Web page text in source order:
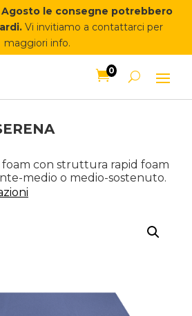
le consegne potrebbero
Vi invitiamo a contattarci per
maggiori info.
0
foam con struttura rapid foam
medio o medio-sostenuto.